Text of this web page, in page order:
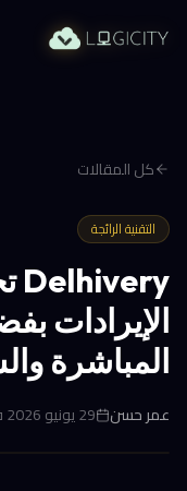
كل المقالات
التقنية الرائجة
الإيرادات
المباشرة
عمر حسن 29 يونيو 2026 في 12:06 م